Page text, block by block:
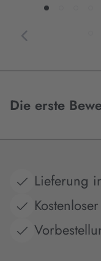
Die erste
Lieferung